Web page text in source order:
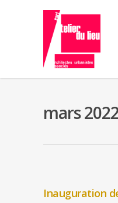
mars
Inauguration